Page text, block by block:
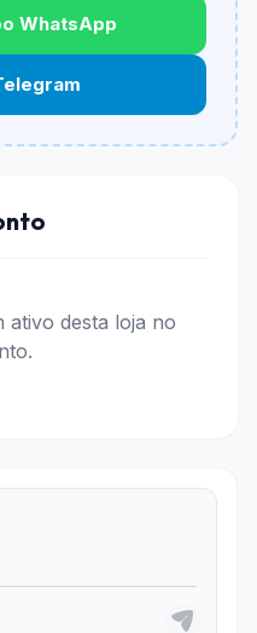
de itens participantes
especificos podem
WhatsApp
desta loja no